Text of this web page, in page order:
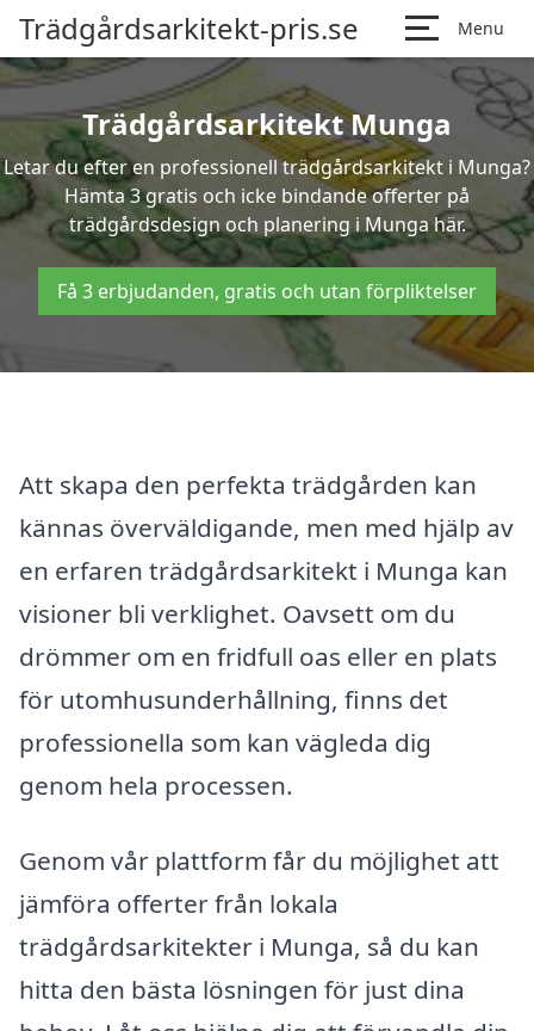
Trädgårdsarkitekt-pris.se Menu
Trädgårdsarkitekt Munga
Letar du efter en professionell trädgårdsarkitekt i Munga?
Hämta 3 gratis och icke bindande offerter på
trädgårdsdesign och planering i Munga här.
Få 3 erbjudanden, gratis och utan förpliktelser
Att skapa den perfekta trädgården kan
kännas överväldigande, men med hjälp av
en erfaren trädgårdsarkitekt i Munga kan
visioner bli verklighet. Oavsett om du
drömmer om en fridfull oas eller en plats
för utomhusunderhållning, finns det
professionella som kan vägleda dig
genom hela processen.
Genom vår plattform får du möjlighet att
jämföra offerter från lokala
trädgårdsarkitekter i Munga, så du kan
hitta den bästa lösningen för just dina